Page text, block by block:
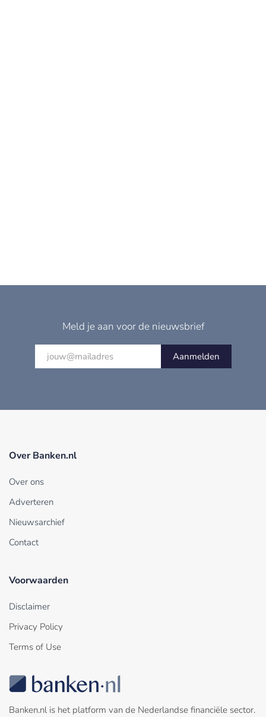
Meld je aan voor de nieuwsbrief
Aanmelden
Over Banken.nl
Over ons
Adverteren
Nieuwsarchief
Contact
Voorwaarden
Disclaimer
Privacy Policy
Terms of Use
Banken.nl is het platform van de Nederlandse financiële sector.